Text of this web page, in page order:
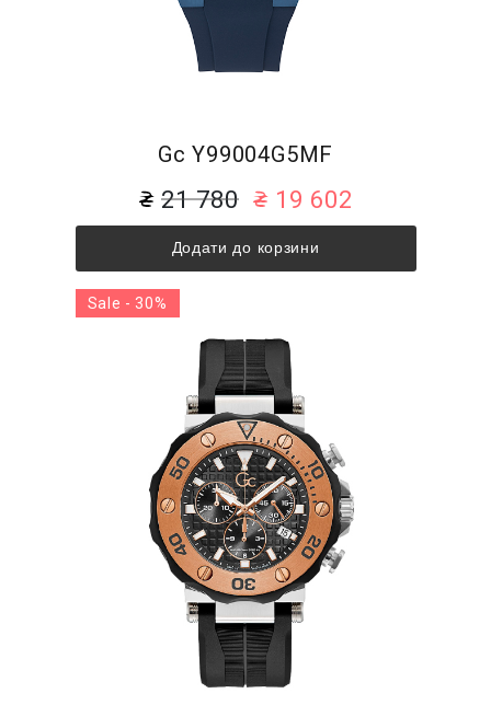
Gc Y99004G5MF
21 780 19 602
Додати до корзини
Sale - 30%